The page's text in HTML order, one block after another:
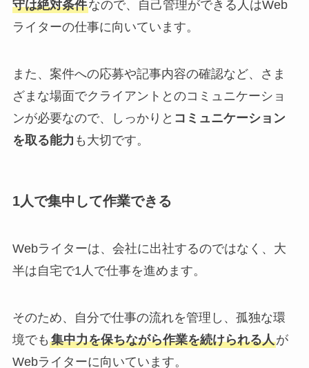
守は絶対条件なので、自己管理ができる人はWeb
ライターの仕事に向いています。
また、案件への応募や記事内容の確認など、さま
ざまな場面でクライアントとのコミュニケーショ
ンが必要なので、しっかりと コミュニケーション
を取る能力 も大切です。
1人で集中して作業できる
Webライターは、会社に出社するのではなく、大
半は自宅で1人で仕事を進めます。
そのため、自分で仕事の流れを管理し、孤独な環
境でも 集中力を保ちながら作業を続けられる人が
Webライターに向いています。